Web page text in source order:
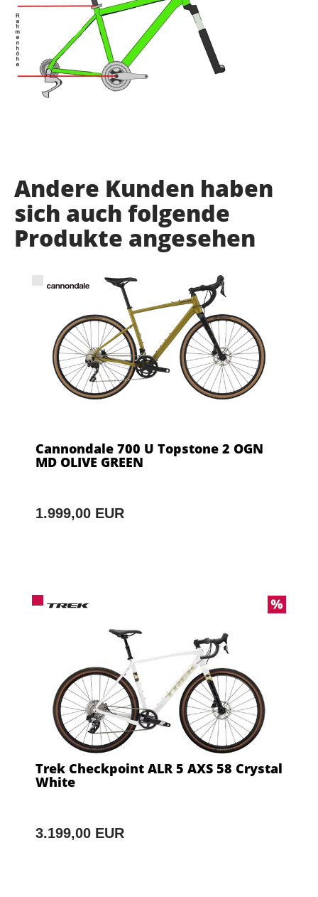
Andere Kunden haben
sich auch folgende
Produkte angesehen
Cannondale 700 U Topstone 2 OGN
MD OLIVE GREEN
1.999,00 EUR
Trek Checkpoint ALR 5 AXS 58 Crystal
White
3.199,00 EUR